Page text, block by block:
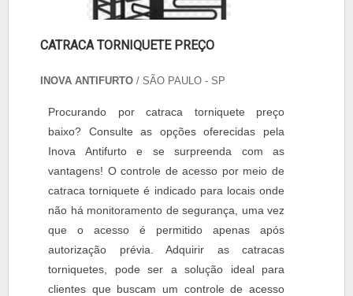
CATRACA TORNIQUETE PREÇO
INOVA ANTIFURTO / SÃO PAULO - SP
Procurando por catraca torniquete preço
baixo? Consulte as opções oferecidas pela
Inova Antifurto e se surpreenda com as
vantagens! O controle de acesso por meio de
catraca torniquete é indicado para locais onde
não há monitoramento de segurança, uma vez
que o acesso é permitido apenas após
autorização prévia. Adquirir as catracas
torniquetes, pode ser a solução ideal para
clientes que buscam um controle de acesso